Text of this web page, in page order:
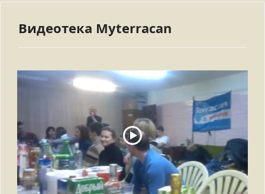
Видеотека Myterracan